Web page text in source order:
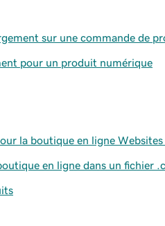
sur une commande de
pour un produit numérique
la boutique en ligne
en ligne dans un fichier